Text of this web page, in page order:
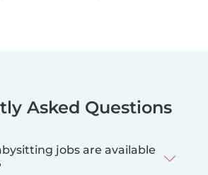
Asked Questions
jobs are available